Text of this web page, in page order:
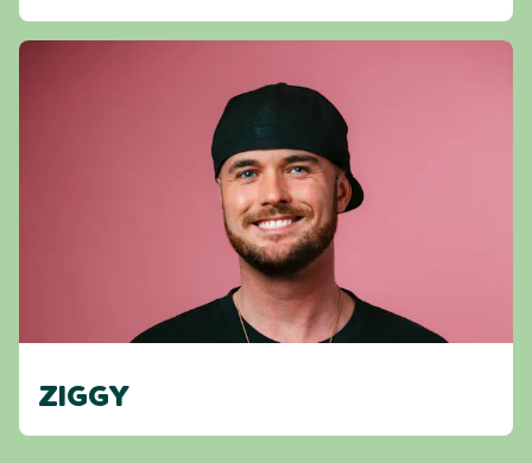
ZIGGY